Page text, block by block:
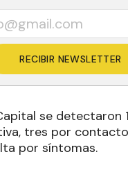
RECIBIR NEWSLETTER
se detectaron
tres por
por síntomas.